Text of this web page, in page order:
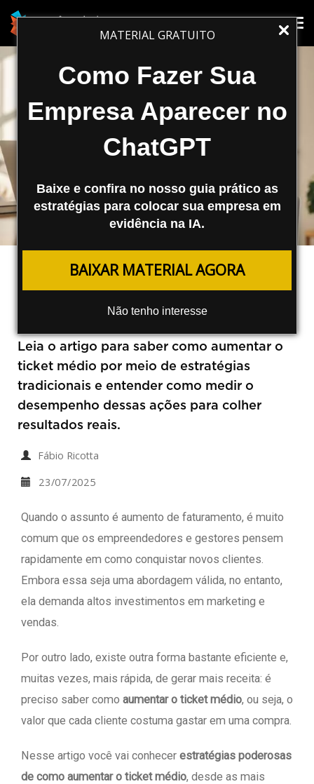
MATERIAL GRATUITO
Como Fazer Sua
Empresa Aparecer no
ChatGPT
Baixe e confira no nosso guia prático as
estratégias para colocar sua empresa em
evidência na IA.
BAIXAR MATERIAL AGORA
Não tenho interesse
Como Aumentar o Ticket Médio:
Conheça Estratégias Práticas
Leia o artigo para saber como aumentar o
ticket médio por meio de estratégias
tradicionais e entender como medir o
desempenho dessas ações para colher
resultados reais.
Fábio Ricotta
23/07/2025
Quando o assunto é aumento de faturamento, é muito
comum que os empreendedores e gestores pensem
rapidamente em como conquistar novos clientes.
Embora essa seja uma abordagem válida, no entanto,
ela demanda altos investimentos em marketing e
vendas.
Por outro lado, existe outra forma bastante eficiente e,
muitas vezes, mais rápida, de gerar mais receita: é
preciso saber como aumentar o ticket médio, ou seja, o
valor que cada cliente costuma gastar em uma compra.
Nesse artigo você vai conhecer estratégias poderosas
de como aumentar o ticket médio, desde as mais